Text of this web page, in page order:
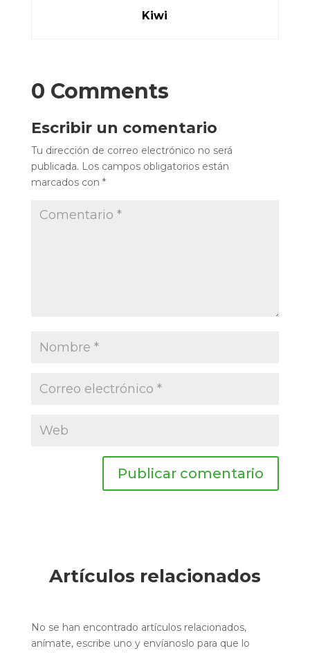
Kiwi
0 Comments
Escribir un comentario
Tu dirección de correo electrónico no será
publicada. Los campos obligatorios están
marcados con *
Publicar comentario
Artículos relacionados
No se han encontrado artículos relacionados,
anímate, escribe uno y envíanoslo para que lo